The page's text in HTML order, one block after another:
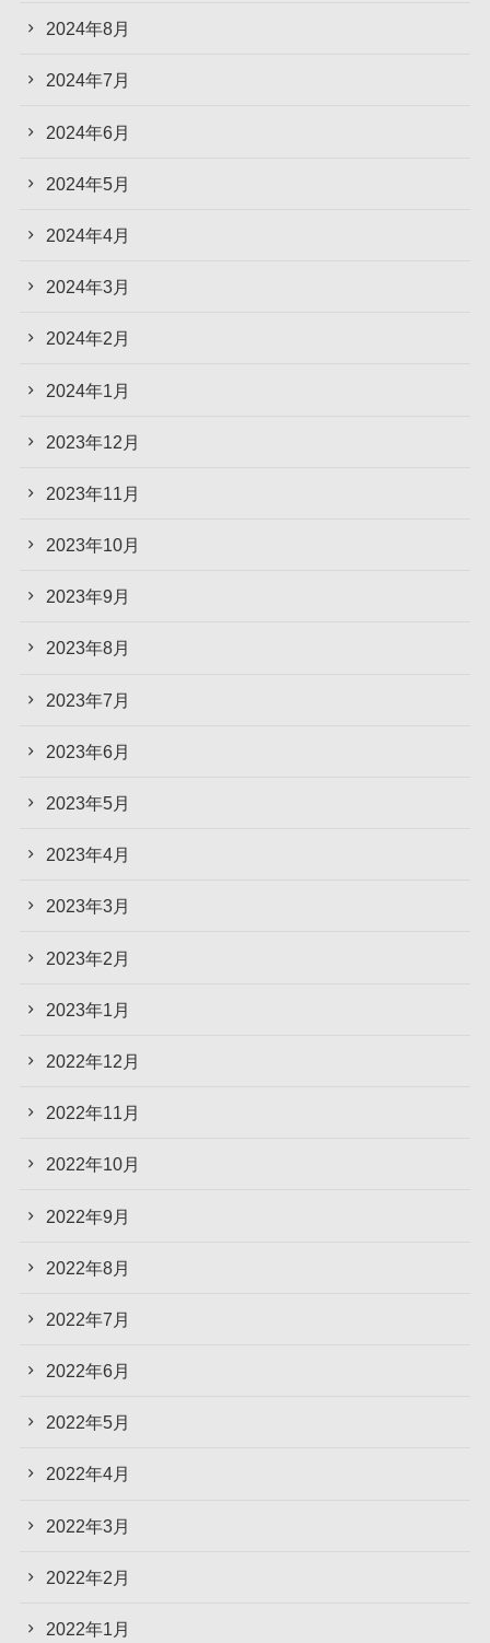
2024年8月
2024年7月
2024年6月
2024年5月
2024年4月
2024年3月
2024年2月
2024年1月
2023年12月
2023年11月
2023年10月
2023年9月
2023年8月
2023年7月
2023年6月
2023年5月
2023年4月
2023年3月
2023年2月
2023年1月
2022年12月
2022年11月
2022年10月
2022年9月
2022年8月
2022年7月
2022年6月
2022年5月
2022年4月
2022年3月
2022年2月
2022年1月